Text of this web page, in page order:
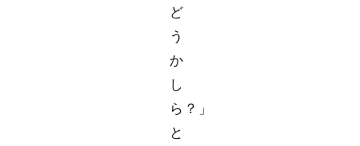
ど
う
か
し
ら？」
と